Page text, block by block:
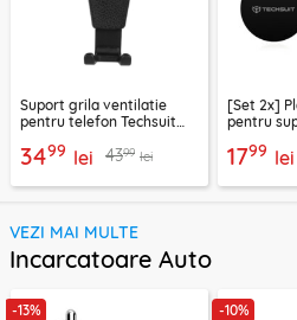
Suport grila ventilatie
pentru telefon Techsuit
3499 lei 4399 lei
[Set 2x]
pentru
negru
1799 lei
VEZI MAI MULTE
Incarcatoare Auto
-13% -10%